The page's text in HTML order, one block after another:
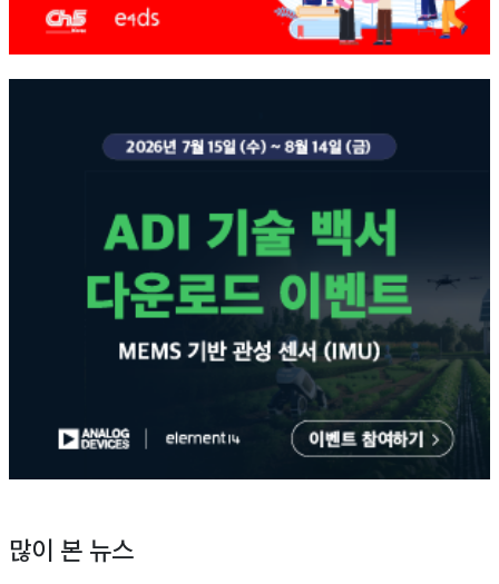
많이 본 뉴스